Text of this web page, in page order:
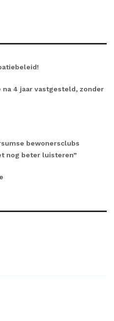
na 4 jaar vastgesteld, zonder
bewonersclubs
nog beter luisteren”